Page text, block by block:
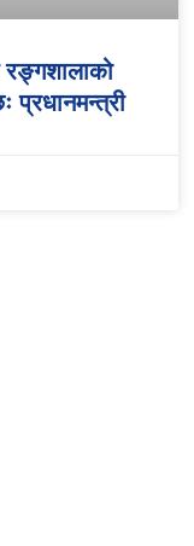
रङ्गशालाको
प्रधानमन्त्री